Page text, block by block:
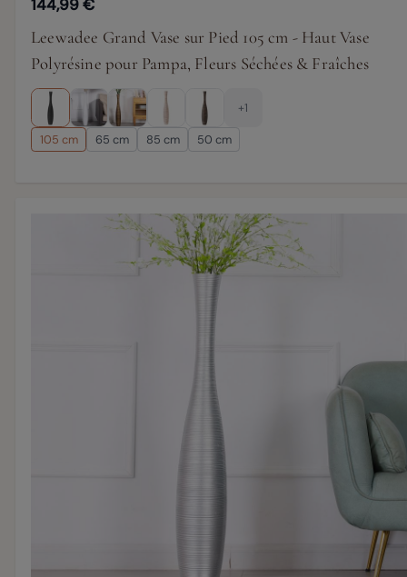
144,99 €
Leewadee Grand Vase sur Pied 105 cm - Haut Vase
Polyrésine pour Pampa, Fleurs Séchées & Fraîches
+1
105 cm 65 cm 85 cm 50 cm